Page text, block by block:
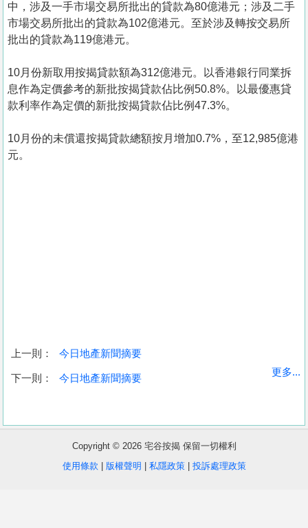
關
於
我
們
收
盤
中，涉及一手市場交易所批出的貸款為80億港元；涉及二手
市場交易所批出的貸款為102億港元。至於涉及轉按交易所
批出的貸款為119億港元。
10月份新取用按揭貸款額為312億港元。以香港銀行同業拆
息作為定價參考的新批按揭貸款佔比例50.8%。以最優惠貸
款利率作為定價的新批按揭貸款佔比例47.3%。
10月份的未償還按揭貸款總額按月增加0.7%，至12,985億港
元。
上一則： 今日地產新聞摘要
下一則： 今日地產新聞摘要
更多...
Copyright © 2026 宅谷按揭 保留一切權利
使用條款
版權聲明 私隱政策| 投訴處理政策